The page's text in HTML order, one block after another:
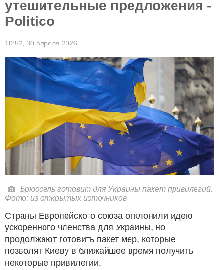
утешительные предложения -
Politico
10:52, 30 апреля 2026
Брюссель готовит для Украины пакет привилегий.
Фото: из открытых источников
Страны Европейского союза отклонили идею
ускоренного членства для Украины, но
продолжают готовить пакет мер, которые
позволят Киеву в ближайшее время получить
некоторые привилегии.